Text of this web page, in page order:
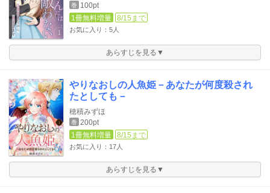
巻
100pt
1冊無料増量
8/15まで
お気に入り：5人
あらすじを見る▼
やりなおしの人魚姫－あなたが何度殺され
たとしても－
穂積みずほ
巻 200pt
1冊無料増量
8/15まで
お気に入り：17人
あらすじを見る▼